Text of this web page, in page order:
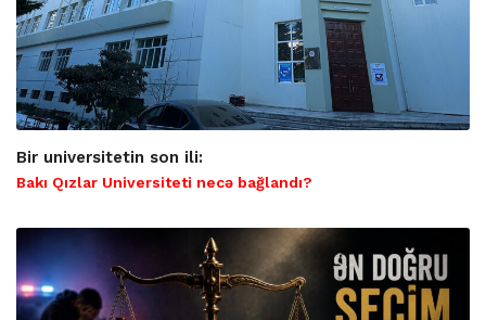
Bir universitetin son ili:
Bakı Qızlar Universiteti necə bağlandı?